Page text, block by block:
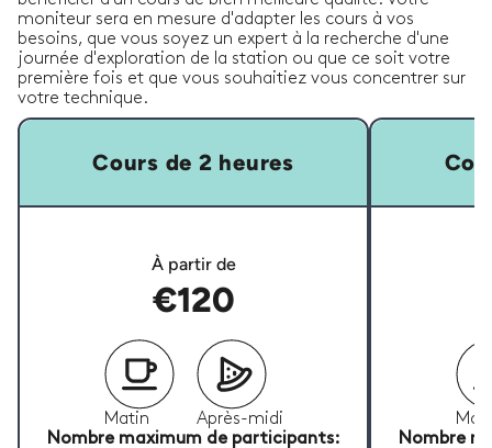
moniteur sera en mesure d'adapter les cours à vos
besoins, que vous soyez un expert à la recherche d'une
journée d'exploration de la station ou que ce soit votre
première fois et que vous souhaitiez vous concentrer sur
votre technique.
Cours de 2 heures
À partir de
€120
Matin
Après-midi
Nombre maximum de participants:
Nombre